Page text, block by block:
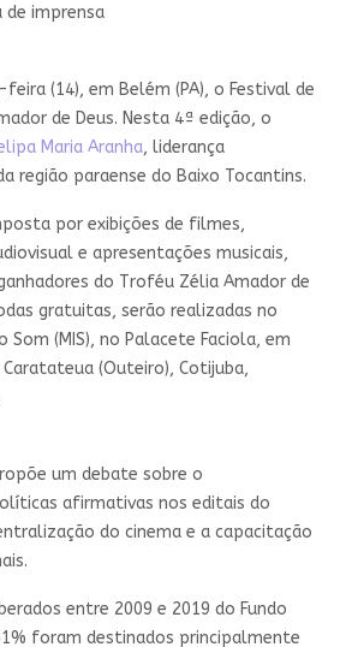
de imprensa
(14), em Belém (PA), o Festival de
de Deus. Nesta 4ª edição, o
Maria Aranha, liderança
região paraense do Baixo Tocantins.
por exibições de filmes,
e apresentações musicais,
do Troféu Zélia Amador de
gratuitas, serão realizadas no
Som (MIS), no Palacete Faciola, em
Caratateua (Outeiro), Cotijuba,
um debate sobre o
afirmativas nos editais do
do cinema e a capacitação
entre 2009 e 2019 do Fundo
foram destinados principalmente